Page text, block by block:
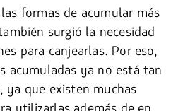
formas de acumular más
surgió la necesidad
para canjearlas. Por eso,
acumuladas ya no está tan
que existen muchas